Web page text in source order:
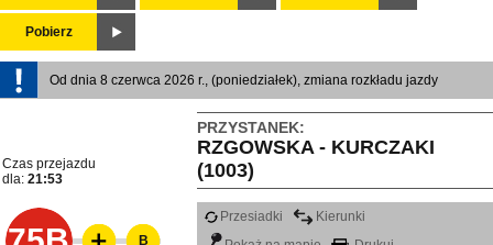
Pobierz
Od dnia 8 czerwca 2026 r., (poniedziałek), zmiana rozkładu jazdy
PRZYSTANEK:
RZGOWSKA - KURCZAKI
(1003)
Czas przejazdu
dla: 21:53
Przesiadki
Kierunki
B